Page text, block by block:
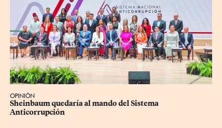
OPINIÓN
Sheinbaum quedaría al mando del Sistema
Anticorrupción